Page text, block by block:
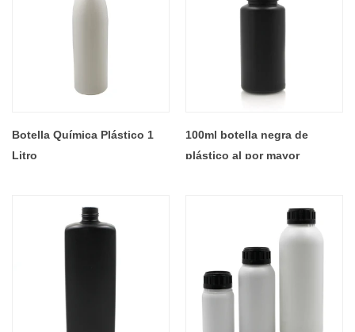
Botella Química Plástico 1
Litro
100ml botella negra de
plástico al por mayor